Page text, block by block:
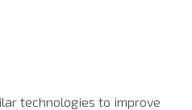
technologies to improve